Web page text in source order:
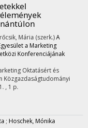
Mária (szerk.)A
a Marketing
Konferenciájának
Oktatásért és
Közgazdaságtudományi
, 1 p.
; Hoschek, Mónika